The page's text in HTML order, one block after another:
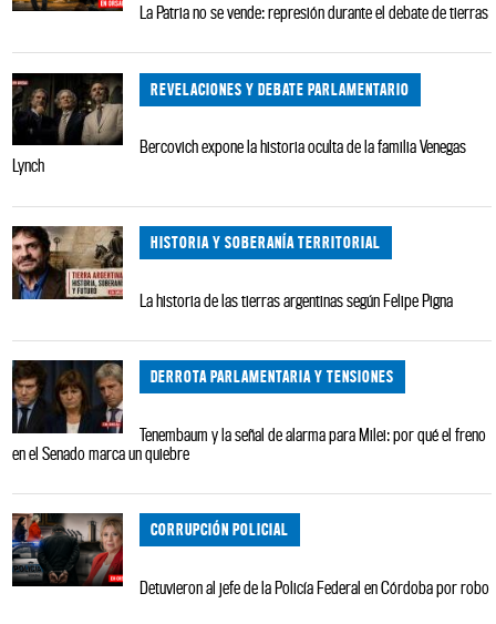
La Patria no se vende: represión durante el debate de tierras
REVELACIONES Y DEBATE PARLAMENTARIO
Bercovich expone la historia oculta de la familia Venegas
Lynch
HISTORIA Y SOBERANÍA TERRITORIAL
La historia de las tierras argentinas según Felipe Pigna
DERROTA PARLAMENTARIA Y TENSIONES
Tenembaum y la señal de alarma para Milei: por qué el freno
en el Senado marca un quiebre
CORRUPCIÓN POLICIAL
Detuvieron al jefe de la Policía Federal en Córdoba por robo